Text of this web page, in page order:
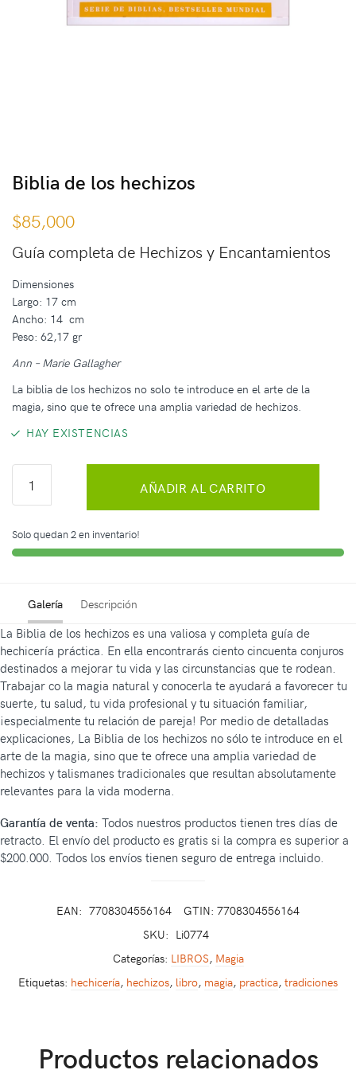
Biblia de los hechizos
$85,000
Guía completa de Hechizos y Encantamientos
Dimensiones
Largo: 17 cm
Ancho: 14 cm
Peso: 62,17 gr
Ann – Marie Gallagher
La biblia de los hechizos no solo te introduce en el arte de la
magia, sino que te ofrece una amplia variedad de hechizos.
HAY EXISTENCIAS
AÑADIR AL CARRITO
Solo quedan 2 en inventario!
Galería Descripción
La Biblia de los hechizos es una valiosa y completa guía de
hechicería práctica. En ella encontrarás ciento cincuenta conjuros
destinados a mejorar tu vida y las circunstancias que te rodean.
Trabajar co la magia natural y conocerla te ayudará a favorecer tu
suerte, tu salud, tu vida profesional y tu situación familiar,
¡especialmente tu relación de pareja! Por medio de detalladas
explicaciones, La Biblia de los hechizos no sólo te introduce en el
arte de la magia, sino que te ofrece una amplia variedad de
hechizos y talismanes tradicionales que resultan absolutamente
relevantes para la vida moderna.
Garantía de venta: Todos nuestros productos tienen tres días de
retracto. El envío del producto es gratis si la compra es superior a
$200.000. Todos los envíos tienen seguro de entrega incluido.
EAN: 7708304556164
GTIN: 7708304556164
SKU: Li0774
Categorías: LIBROS, Magia
Etiquetas: hechicería, hechizos, libro, magia, practica, tradiciones
Productos relacionados